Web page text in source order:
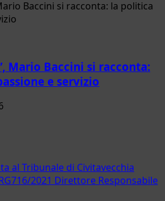
Mario Baccini si racconta:
e servizio
al Tribunale di Civitavecchia
2021 Direttore Responsabile